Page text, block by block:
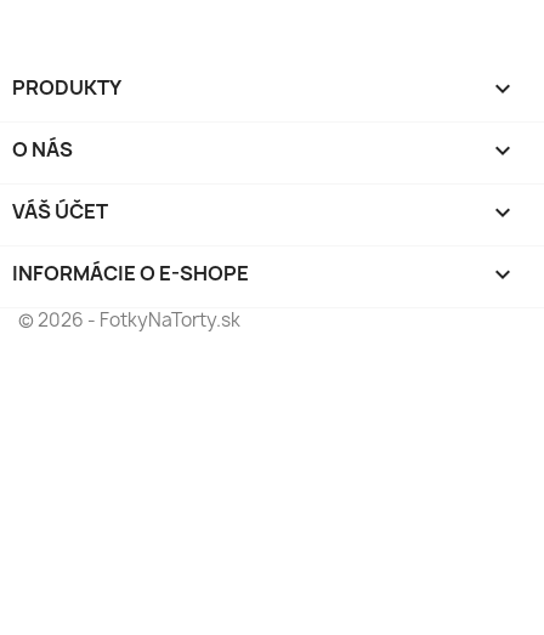
PRODUKTY 
O NÁS 
VÁŠ ÚČET 
INFORMÁCIE O E-SHOPE keyboard_arrow_down
© 2026 - FotkyNaTorty.sk